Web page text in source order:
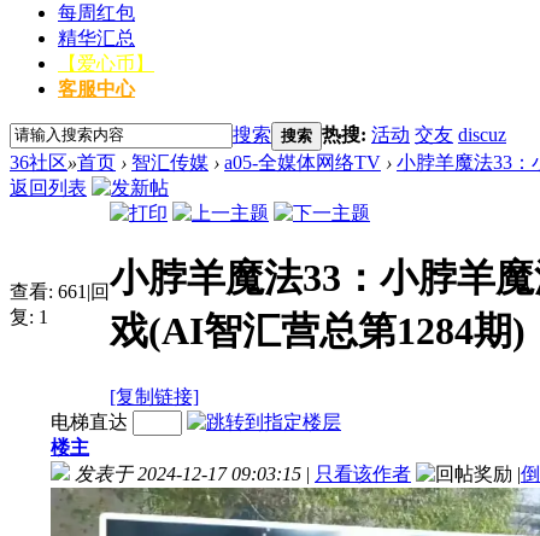
每周红包
精华汇总
【爱心币】
客服中心
搜索 搜索 热搜: 活动 交友 discuz
36社区»首页 › 智汇传媒 › a05-全媒体网络TV › 小脖羊魔法33：
返回列表
查看: 661 |回
复: 1
小脖羊魔法33：小脖羊
戏(AI智汇营总第1284期)
[复制链接]
电梯直达
楼主
发表于 2024-12-17 09:03:15 | 只看该作者 |